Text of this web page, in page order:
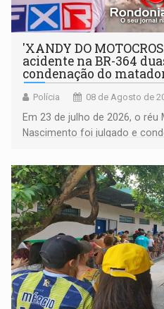
'XANDY DO
acidente na BR-364
condenação do
Polícia 08 de Agosto de
Em 23 de julho de 2026, o réu
Nascimento foi julgado e